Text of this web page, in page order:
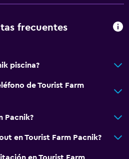
frecuentes
piscina?
de Tourist Farm
Pacnik?
en Tourist Farm Pacnik?
en Tourist Farm